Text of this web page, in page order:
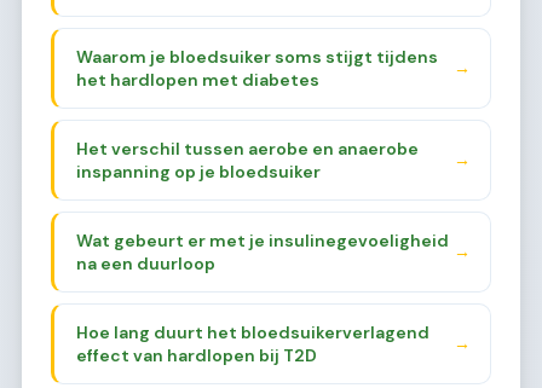
Waarom je bloedsuiker soms stijgt tijdens
het hardlopen met diabetes
→
Het verschil tussen aerobe en anaerobe
inspanning op je bloedsuiker
→
Wat gebeurt er met je insulinegevoeligheid
na een duurloop
→
Hoe lang duurt het bloedsuikerverlagend
effect van hardlopen bij T2D
→